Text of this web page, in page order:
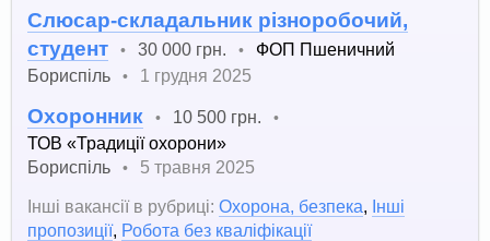
Слюсар-складальник різноробочий,
студент
• 30 000 грн. •
ФОП Пшеничний
Бориспіль
• 1 грудня 2025
Охоронник • 10 500 грн. •
ТОВ «Традиції охорони»
Бориспіль
•
5 травня 2025
Інші вакансії в рубриці: Охорона, безпека, Інші
пропозиції, Робота без кваліфікації